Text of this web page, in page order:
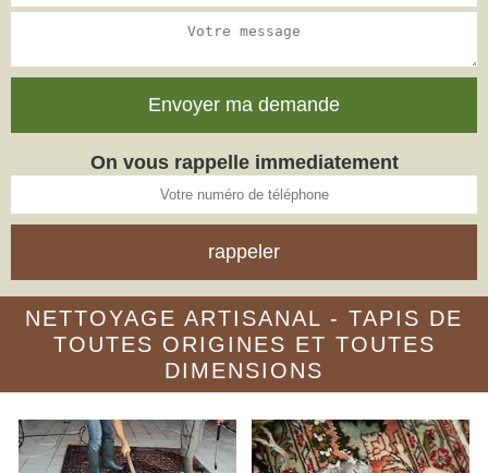
On vous rappelle immediatement
NETTOYAGE ARTISANAL - TAPIS DE
TOUTES ORIGINES ET TOUTES
DIMENSIONS